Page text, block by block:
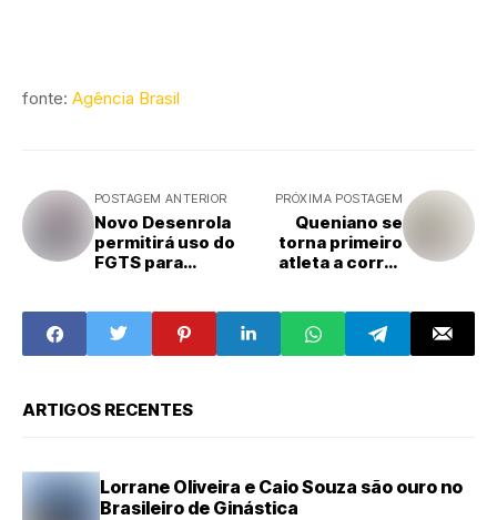
fonte: Agência Brasil
POSTAGEM ANTERIOR
Novo Desenrola
permitirá uso do
FGTS para
PRÓXIMA POSTAGEM
Queniano se
torna primeiro
atleta a correr
ARTIGOS RECENTES
Lorrane Oliveira e Caio Souza são ouro no
Brasileiro de Ginástica